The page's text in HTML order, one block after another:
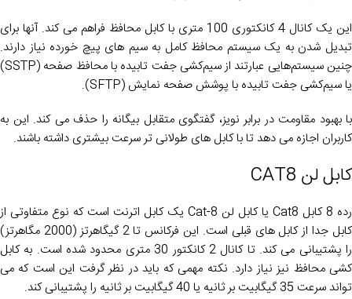
این یک کانال 4 کانکتوری 100 متری با کابل محافظ فراهم می کند. آنها برای
تبدیل شدن به یک سیستم محافظ کامل به سیم های پیچ خورده نیاز دارند.
چنین سیستم‌هایی عبارتند از سیم‌کشی جفت تابیده با محافظ صفحه (SSTP)
یا سیم‌کشی جفت تابیده با پوشش صفحه نمایش (SFTP).
با بهبود مقاومت در برابر نویز، گفتگوی متقابل بیگانه را حذف می کند. این به
کاربران اجازه می دهد تا با کابل های طولانی تر سرعت بیشتری داشته باشند.
کابل لن CAT8
رده 8 کابل Cat8 یا کابل لن Cat-8 یک کابل اترنت است که نوع متفاوتی از
کابل جدا از کابل های قبلی است. این فرکانس تا 2 گیگاهرتز (2000 مگاهرتز)
را پشتیبانی می کند. تا کانال 2 کانکتور 30 ​​متری محدود شده است. به کابل
کشی محافظ نیز نیاز دارد. نکته مهمی که باید در نظر گرفت این است که می
تواند سرعت 35 گیگابیت بر ثانیه یا 40 گیگابیت بر ثانیه را پشتیبانی کند.